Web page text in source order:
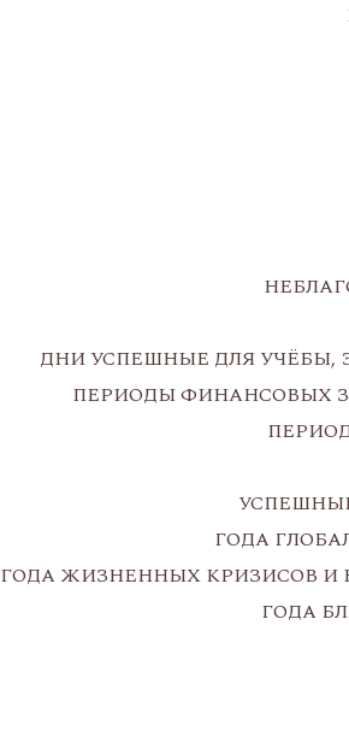
ДНИ УСПЕШНЫЕ ДЛЯ УЧЁБЫ,
ПЕРИОДЫ ФИНАНСОВЫХ
ГОДА
ГОДА ЖИЗНЕННЫХ КРИЗИСОВ И
ГОДА